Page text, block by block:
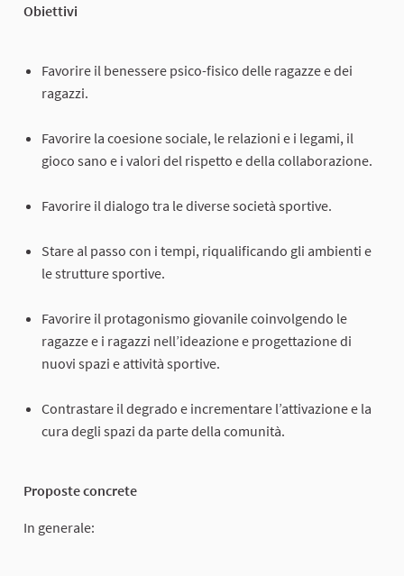
Obiettivi
Favorire il benessere psico-fisico delle ragazze e dei
ragazzi.
Favorire la coesione sociale, le relazioni e i legami, il
gioco sano e i valori del rispetto e della collaborazione.
Favorire il dialogo tra le diverse società sportive.
Stare al passo con i tempi, riqualificando gli ambienti e
le strutture sportive.
Favorire il protagonismo giovanile coinvolgendo le
ragazze e i ragazzi nell’ideazione e progettazione di
nuovi spazi e attività sportive.
Contrastare il degrado e incrementare l’attivazione e la
cura degli spazi da parte della comunità.
Proposte concrete
In generale: